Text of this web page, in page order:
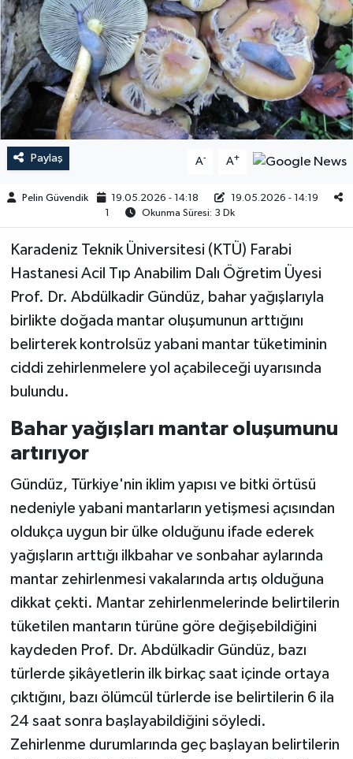
Paylaş A- A+
Pelin Güvendik 19.05.2026 - 14:18
19.05.2026 - 14:19
1
Okunma Süresi: 3 Dk
Karadeniz Teknik Üniversitesi (KTÜ) Farabi
Hastanesi Acil Tıp Anabilim Dalı Öğretim Üyesi
Prof. Dr. Abdülkadir Gündüz, bahar yağışlarıyla
birlikte doğada mantar oluşumunun arttığını
belirterek kontrolsüz yabani mantar tüketiminin
ciddi zehirlenmelere yol açabileceği uyarısında
bulundu.
Bahar yağışları mantar oluşumunu
artırıyor
Gündüz, Türkiye'nin iklim yapısı ve bitki örtüsü
nedeniyle yabani mantarların yetişmesi açısından
oldukça uygun bir ülke olduğunu ifade ederek
yağışların arttığı ilkbahar ve sonbahar aylarında
mantar zehirlenmesi vakalarında artış olduğuna
dikkat çekti. Mantar zehirlenmelerinde belirtilerin
tüketilen mantarın türüne göre değişebildiğini
kaydeden Prof. Dr. Abdülkadir Gündüz, bazı
türlerde şikâyetlerin ilk birkaç saat içinde ortaya
çıktığını, bazı ölümcül türlerde ise belirtilerin 6 ila
24 saat sonra başlayabildiğini söyledi.
Zehirlenme durumlarında geç başlayan belirtilerin